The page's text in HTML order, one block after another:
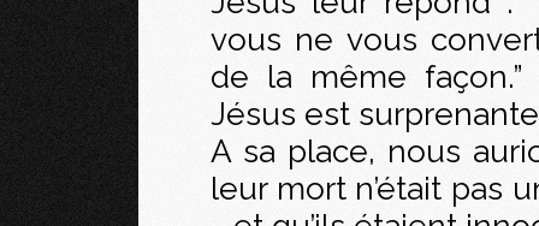
vous ne vous
de la même
Jésus est
A sa place, nous
leur mort n’était pas